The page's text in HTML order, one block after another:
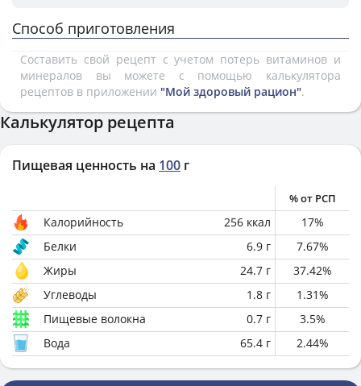
Способ приготовления
Составить свой рецепт с учетом потерь витаминов и
минералов вы можете с помощью калькулятора
рецептов в приложении "Мой здоровый рацион".
Калькулятор рецепта
Пищевая ценность на 100 г
% от РСП
Калорийность 256 ккал 17%
Белки
6.9 г 7.67%
Жиры
24.7 г 37.42%
Углеводы
1.8 г 1.31%
Пищевые волокна
0.7 г 3.5%
Вода
65.4 г 2.44%